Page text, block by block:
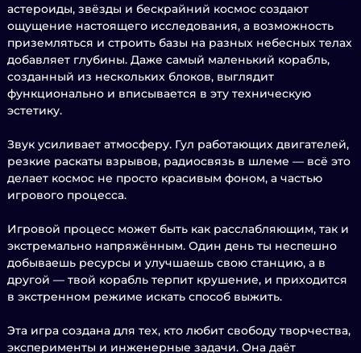
астероиды, звёзды и бескрайний космос создают
ощущение настоящего исследования, а возможность
приземляться и строить базы на разных небесных телах
добавляет глубины. Даже самый маленький корабль,
созданный из нескольких блоков, выглядит
функционально и вписывается в эту техническую
эстетику.
Звук усиливает атмосферу. Гул работающих двигателей,
резкие раскаты взрывов, радиосвязь в шлеме — всё это
делает космос не просто красивым фоном, а частью
игрового процесса.
Игровой процесс может быть как расслабляющим, так и
экстремально напряжённым. Один день ты неспешно
добываешь ресурсы и улучшаешь свою станцию, а в
другой — твой корабль терпит крушение, и приходится
в экстренном режиме искать способ выжить.
Эта игра создана для тех, кто любит свободу творчества,
эксперименты и инженерные задачи. Она даёт